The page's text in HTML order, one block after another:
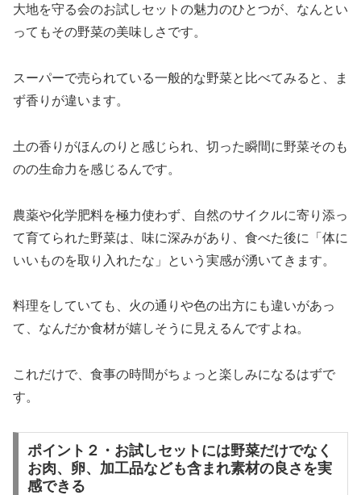
大地を守る会のお試しセットの魅力のひとつが、なんとい
ってもその野菜の美味しさです。
スーパーで売られている一般的な野菜と比べてみると、ま
ず香りが違います。
土の香りがほんのりと感じられ、切った瞬間に野菜そのも
のの生命力を感じるんです。
農薬や化学肥料を極力使わず、自然のサイクルに寄り添っ
て育てられた野菜は、味に深みがあり、食べた後に「体に
いいものを取り入れたな」という実感が湧いてきます。
料理をしていても、火の通りや色の出方にも違いがあっ
て、なんだか食材が嬉しそうに見えるんですよね。
これだけで、食事の時間がちょっと楽しみになるはずで
す。
ポイント２・お試しセットには野菜だけでなく
お肉、卵、加工品なども含まれ素材の良さを実
感できる